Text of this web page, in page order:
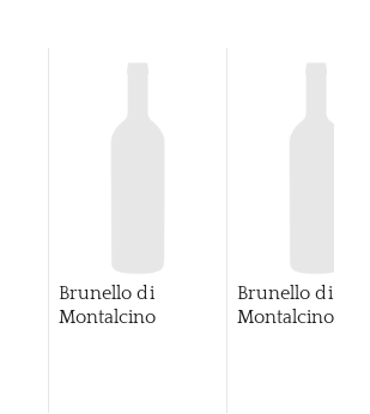
Brunello di
Montalcino
Brunello di
Montalcino